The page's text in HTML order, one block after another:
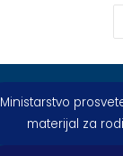
Ministarstvo
materijal za